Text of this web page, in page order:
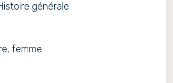
générale
femme